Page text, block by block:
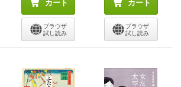
ブラウザ
試し読み
ブラウザ
試し読み